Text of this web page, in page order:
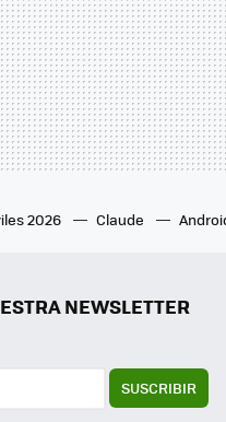
2026 Claude
NEWSLETTER
SUSCRIBIR